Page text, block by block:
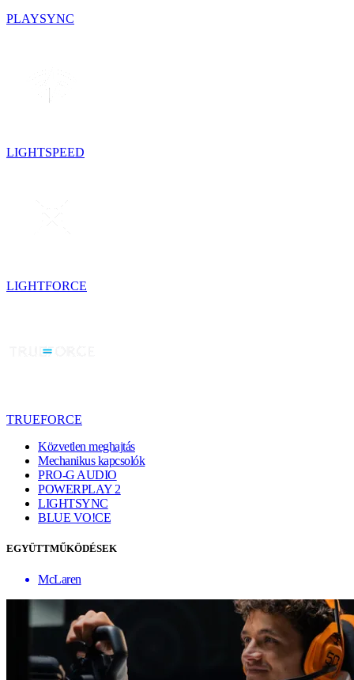
PLAYSYNC
LIGHTSPEED
LIGHTFORCE
TRUEFORCE
Közvetlen meghajtás
Mechanikus kapcsolók
PRO-G AUDIO
POWERPLAY 2
LIGHTSYNC
BLUE VO!CE
EGYÜTTMŰKÖDÉSEK
McLaren